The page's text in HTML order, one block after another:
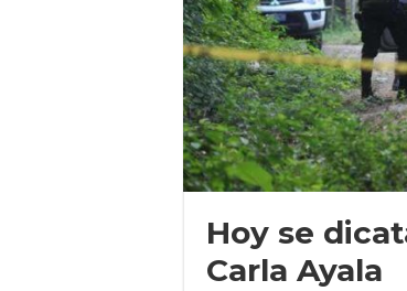
Hoy se
Carla Ayala